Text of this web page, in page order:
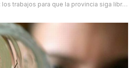
trabajos para que la provincia siga libre del mal